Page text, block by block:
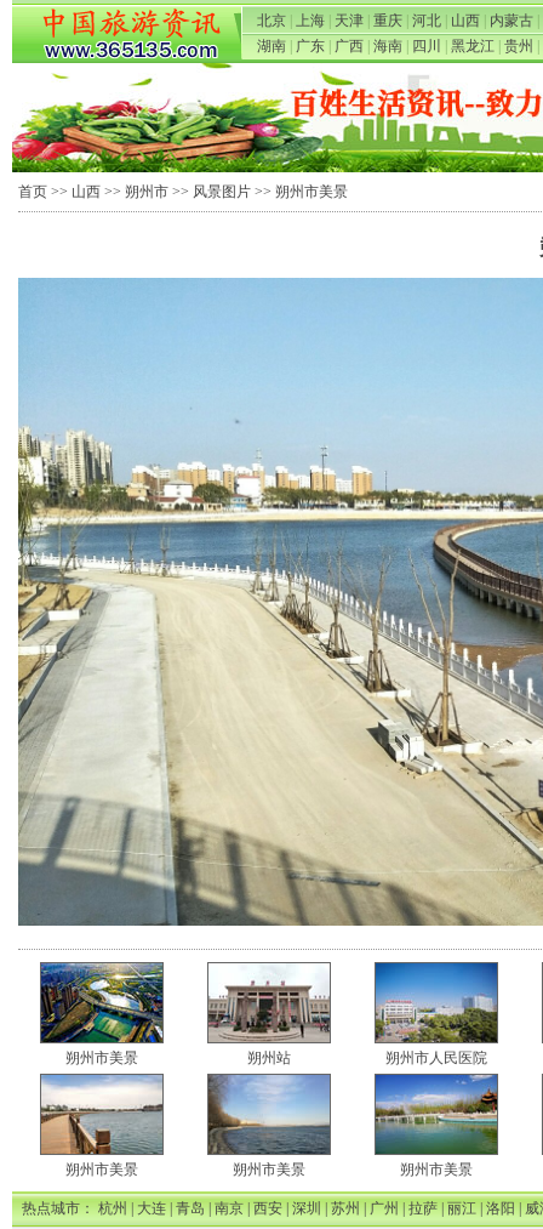
北京 上海 天津 重庆 河北 山西 内蒙古
湖南
广东 广西 海南 四川 黑龙江 贵州
首页 >> 山西 >> 朔州市 >> 风景图片 >> 朔州市美景
朔州市美景 朔州站 朔州市人民医院
朔州市美景 朔州市美景 朔州市美景
热点城市：杭州|大连|青岛|南京|西安|深圳|苏州|广州|拉萨|丽江|洛阳|威